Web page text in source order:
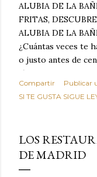
ALUBIA DE LA
FRITAS,
ALUBIA DE LA
¿Cuántas veces te
o justo antes de
típicas patatas de
ultraprocesados
Todos hemos
satisface. Estas
por completo tu
asociar las alubias
Compartir
Publicar
SI TE GUSTA SIGUE
LOS
DE MADRID